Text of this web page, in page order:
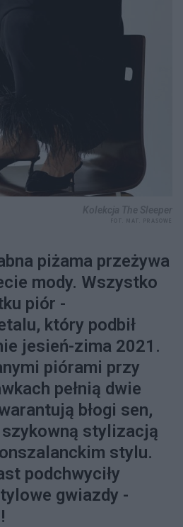
piżama przeżywa
mody. Wszystko
piór -
który podbił
jesień-zima 2021.
piórami przy
pełnią dwie
błogi sen,
stylizacją
stylu.
podchwyciły
gwiazdy -